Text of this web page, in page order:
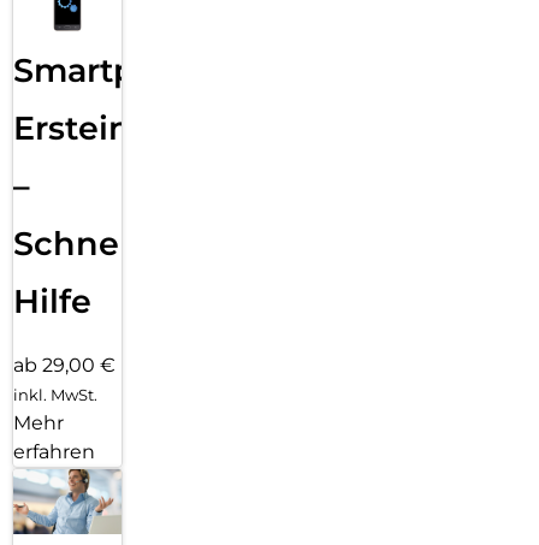
Smartphone
Ersteinrichtung
–
Schnelle
Hilfe
ab 29,00 €
inkl. MwSt.
Mehr
erfahren